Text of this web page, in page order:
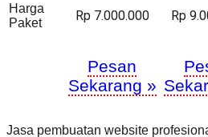
Harga
Paket
Rp 7.000.000 Rp
Pesan
Sekarang »
Jasa pembuatan website